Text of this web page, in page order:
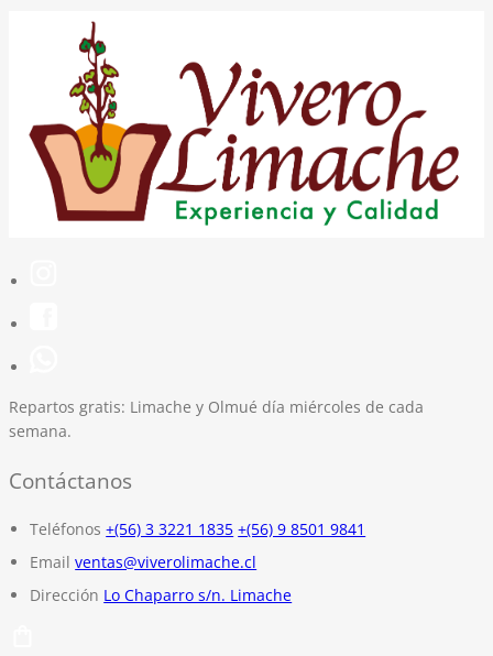
Repartos gratis: Limache y Olmué día miércoles de cada
semana.
Contáctanos
Teléfonos +(56) 3 3221 1835 +(56) 9 8501 9841
Email ventas@viverolimache.cl
Dirección Lo Chaparro s/n. Limache